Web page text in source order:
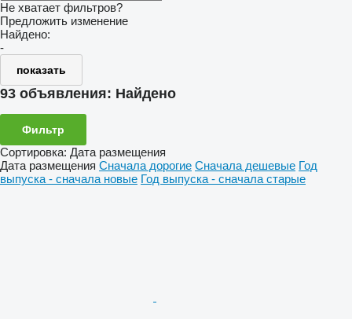
Не хватает фильтров?
Предложить изменение
Найдено:
-
показать
93 объявления: Найдено
Фильтр
Сортировка: Дата размещения
Дата размещения Сначала дорогие Сначала дешевые Год
выпуска - сначала новые Год выпуска - сначала старые